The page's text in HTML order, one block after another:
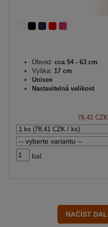
Obvod: cca 54 - 63 cm
Výška: 17 cm
Unisex
Nastavitelná velikost
78,41 CZK
bal.